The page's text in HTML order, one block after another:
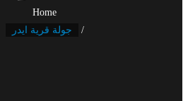
Home
جولة قرية ايدر